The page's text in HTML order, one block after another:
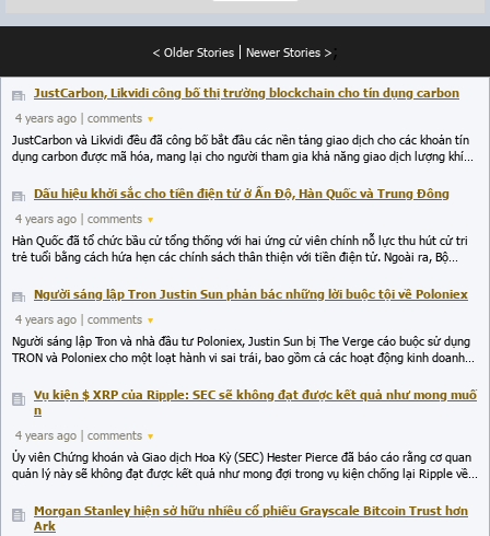
< Older Stories Newer Stories > ;
JustCarbon, Likvidi công bố thị trường blockchain cho tín dụng carbon
4 years ago | comments
JustCarbon và Likvidi đều đã công bố bắt đầu các nền tảng giao dịch cho các khoản tín
dụng carbon được mã hóa, mang lại cho người tham gia khả năng giao dịch lượng khí
Dấu hiệu khởi sắc cho tiền điện tử ở Ấn Độ, Hàn Quốc và Trung Đông
4 years ago | comments
Hàn Quốc đã tổ chức bầu cử tổng thống với hai ứng cử viên chính nỗ lực thu hút cử tri
trẻ tuổi bằng cách hứa hẹn các chính sách thân thiện với tiền điện tử. Ngoài ra, Bộ
loại tiền kỹ thuật số độc quyền sớm hơn so với chỉ định trước đó. Đồng thời ở Trung
Đông, một số quốc gia đã tăng tốc trong nỗ lực phát triển các dự án blockchain.
Người sáng lập Tron Justin Sun phản bác những lời buộc tội về Poloniex
4 years ago | comments
Người sáng lập Tron và nhà đầu tư Poloniex, Justin Sun bị The Verge cáo buộc sử dụng
TRON và Poloniex cho một loạt hành vi sai trái, bao gồm cả các hoạt động kinh doanh
thể thực hiện hành động pháp lý để chống lại các cáo buộc trên.
Vụ kiện $ XRP của Ripple: SEC sẽ không đạt được kết quả như mong muố
n
4 years ago | comments
Ủy viên Chứng khoán và Giao dịch Hoa Kỳ (SEC) Hester Pierce đã báo cáo rằng cơ quan
quản lý này sẽ không đạt được kết quả như mong đợi trong vụ kiện chống lại Ripple về
của SEC làm tổn hại đến các nhà đầu tư XRP. Sàn giao dịch Uphold đã chỉ ra rằng mục
tiêu của SEC là bảo vệ người tiêu dùng và phán quyết đã khiến XRP về cơ bản là vô giá
Morgan Stanley hiện sở hữu nhiều cổ phiếu Grayscale Bitcoin Trust hơn
Ark